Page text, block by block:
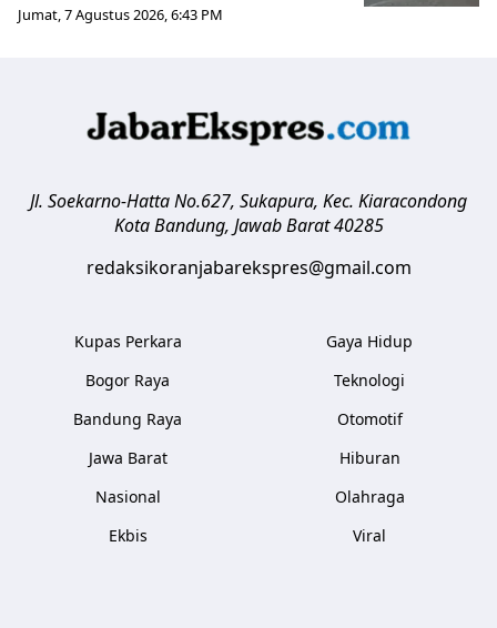
Jumat, 7 Agustus 2026, 6:43 PM
Jl. Soekarno-Hatta No.627, Sukapura, Kec. Kiaracondong
Kota Bandung, Jawab Barat 40285
redaksikoranjabarekspres@gmail.com
Kupas Perkara
Bogor Raya
Bandung Raya
Jawa Barat
Nasional
Ekbis
Gaya Hidup
Teknologi
Otomotif
Hiburan
Olahraga
Viral